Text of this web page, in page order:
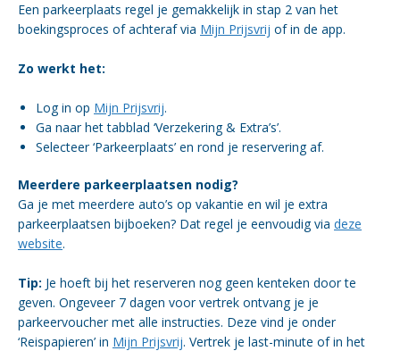
Een parkeerplaats regel je gemakkelijk in stap 2 van het
boekingsproces of achteraf via Mijn Prijsvrij of in de app.
Zo werkt het:
Log in op Mijn Prijsvrij.
Ga naar het tabblad ‘Verzekering & Extra’s’.
Selecteer ‘Parkeerplaats’ en rond je reservering af.
Meerdere parkeerplaatsen nodig?
Ga je met meerdere auto’s op vakantie en wil je extra
parkeerplaatsen bijboeken? Dat regel je eenvoudig via deze
website.
Tip: Je hoeft bij het reserveren nog geen kenteken door te
geven. Ongeveer 7 dagen voor vertrek ontvang je je
parkeervoucher met alle instructies. Deze vind je onder
‘Reispapieren’ in Mijn Prijsvrij. Vertrek je last-minute of in het